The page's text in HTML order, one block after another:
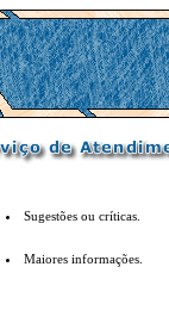
Sugestões ou críticas
Maiores informações